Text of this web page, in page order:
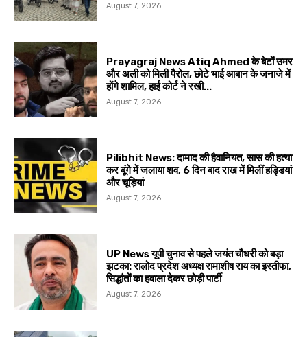
August 7, 2026
Prayagraj News Atiq Ahmed के बेटों उमर
और अली को मिली पैरोल, छोटे भाई आबान के जनाजे में
होंगे शामिल, हाई कोर्ट ने रखी...
August 7, 2026
Pilibhit News: दामाद की हैवानियत, सास की हत्या
कर बूंगे में जलाया शव, 6 दिन बाद राख में मिलीं हड्डियां
और चूड़ियां
August 7, 2026
UP News यूपी चुनाव से पहले जयंत चौधरी को बड़ा
झटका: रालोद प्रदेश अध्यक्ष रामाशीष राय का इस्तीफा,
सिद्धांतों का हवाला देकर छोड़ी पार्टी
August 7, 2026